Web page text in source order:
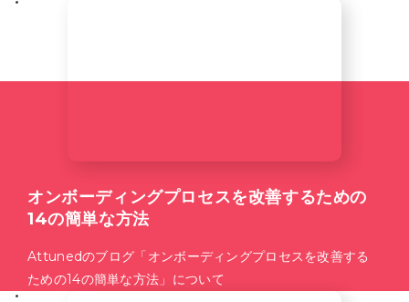
オンボーディングプロセスを改善するための
14の簡単な方法
Attunedのブログ「オンボーディングプロセスを改善する
ための14の簡単な方法」について